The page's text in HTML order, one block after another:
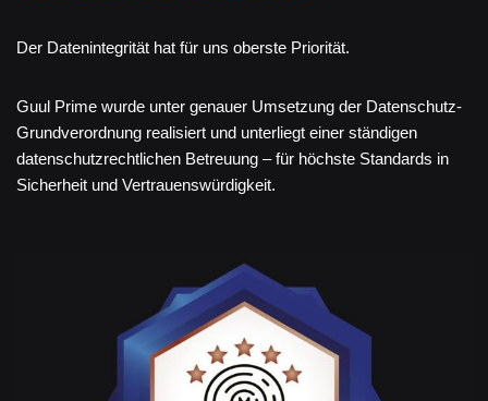
Der Datenintegrität hat für uns oberste Priorität.
Guul Prime wurde unter genauer Umsetzung der Datenschutz-
Grundverordnung realisiert und unterliegt einer ständigen
datenschutzrechtlichen Betreuung – für höchste Standards in
Sicherheit und Vertrauenswürdigkeit.